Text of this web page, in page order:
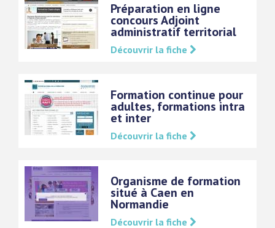
Préparation en ligne
concours Adjoint
administratif territorial
Découvrir la fiche
Formation continue pour
adultes, formations intra
et inter
Découvrir la fiche
Organisme de formation
situé à Caen en
Normandie
Découvrir la fiche